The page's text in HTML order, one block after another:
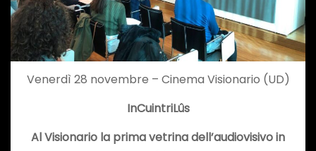
Venerdì 28 novembre – Cinema Visionario (UD)
InCuintriLûs
Al Visionario la prima vetrina dell’audiovisivo in